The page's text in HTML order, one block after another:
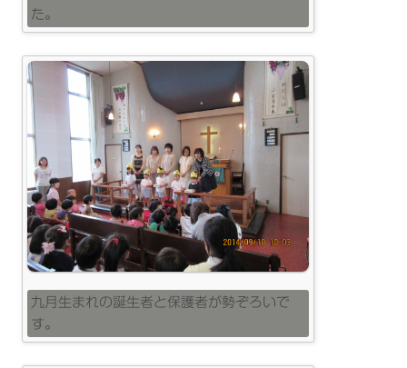
た。
九月生まれの誕生者と保護者が勢ぞろいで
す。